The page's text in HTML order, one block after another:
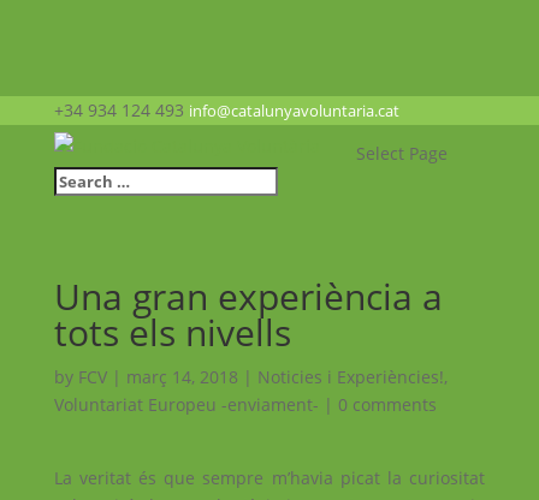
+34 934 124 493 info@catalunyavoluntaria.cat
Select Page
Una gran experiència a
tots els nivells
by FCV| març 14, 2018 | Noticies i Experiències!,
Voluntariat Europeu -enviament- | 0 comments
La veritat és que sempre m’havia picat la curiositat